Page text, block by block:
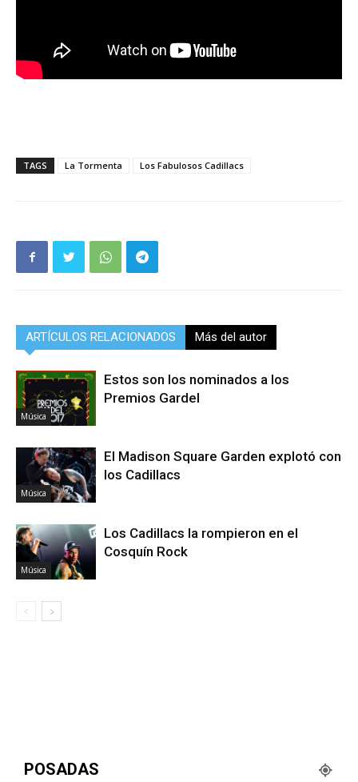
TAGS La Tormenta Los Fabulosos Cadillacs
ARTÍCULOS RELACIONADOS Más del autor
Música
Estos son los nominados a los
Premios Gardel
Música
El Madison Square Garden explotó con
los Cadillacs
Música
Los Cadillacs la rompieron en el
Cosquín Rock
POSADAS